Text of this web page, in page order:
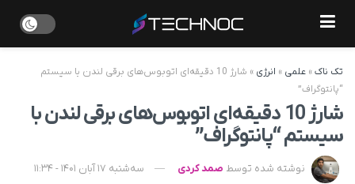
تک ناک» علمی » انرژی »
شارژ 10 دقیقه‌ای اتوبوس‌‎های برقی لندن با سیستم
“پانتوگراف”
شارژ 10 دقیقه‌ای اتوبوس‌‎های برقی لندن با
سیستم “پانتوگراف”
نوشته شده توسط صمد کردی سه‌شنبه 17 آبان 1401 - 11:34